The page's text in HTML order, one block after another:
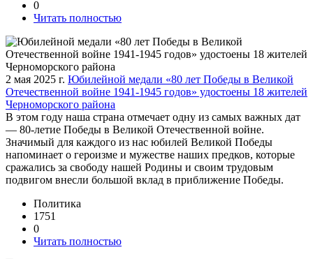
0
Читать полностью
2 мая 2025 г. Юбилейной медали «80 лет Победы в Великой
Отечественной войне 1941-1945 годов» удостоены 18 жителей
Черноморского района
В этом году наша страна отмечает одну из самых важных дат
— 80-летие Победы в Великой Отечественной войне.
Значимый для каждого из нас юбилей Великой Победы
напоминает о героизме и мужестве наших предков, которые
сражались за свободу нашей Родины и своим трудовым
подвигом внесли большой вклад в приближение Победы.
Политика
1751
0
Читать полностью